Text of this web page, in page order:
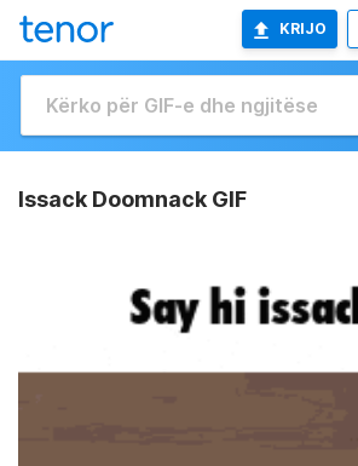
KRIJO
Issack Doomnack GIF